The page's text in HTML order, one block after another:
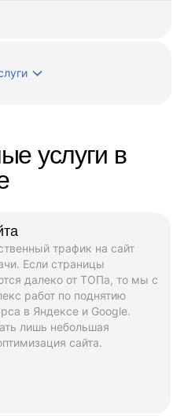
услуги в
трафик на сайт
Если страницы
далеко от ТОПа, то мы с
работ по поднятию
в Яндексе и Google.
лишь небольшая
сайта.